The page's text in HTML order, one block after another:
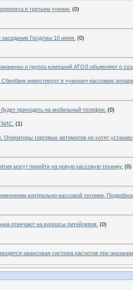
в третьем чтении. (0)
заседание Госдумы 10 июня. (0)
и группа компаний АТОЛ объявляют о
инвестирует в «умные» кассовые
приходить на мобильный телефон. (0)
(1)
Операторы торговых автоматов не хотят
могут перейти на новую кассовую технику. (0)
контрольно-кассовой техники.
отвечают на вопросы ритейлеров. (0)
авансовая система расчетов при